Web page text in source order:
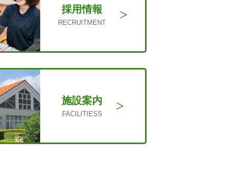
採用情報
RECRUITMENT
施設案内
FACILITIESS